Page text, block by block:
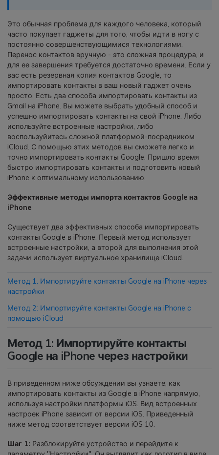
другое со смартфона на смартфон,
со смартфона на ПК и наоборот.
Резервное копирование и
восстановление
Создавайте резервные копии для
18+ типов данных и данных
WhatsApp на ПК. С легкостью
восстанавливайте резервные
копии.
Перенос плейлистов
НОВИНКА
Переносите музыкальные
сервиса на другой.
Приложение
Mutsapper
Передавайте данные WhatsApp &
Передавайте данные смартфона,
данные WhatsApp и файлы между
устройствами.
Это обычная проблема для каждого человека, который
часто покупает гаджеты для того, чтобы идти в ногу с
постоянно совершенствующимися технологиями.
Перенос контактов вручную - это сложная процедура, и
для ее завершения требуется достаточно времени. Если у
вас есть резервная копия контактов Google, то
импортировать контакты в ваш новый гаджет очень
просто. Есть два способа импортировать контакты из
Gmail на iPhone. Вы можете выбрать удобный способ и
успешно импортировать контакты на свой iPhone. Либо
используйте встроенные настройки, либо
воспользуйитесь сложной платформой-посредником
iCloud. С помощью этих методов вы сможете легко и
точно импортировать контакты Google. Пришло время
быстро импортировать контакты и подготовить новый
iPhone к оптимальному использованию.
Эффективные методы импорта контактов Google на
iPhone
Существует два эффективных способа импортировать
контакты Google в iPhone. Первый метод использует
встроенные настройки, а второй для выполнения этой
задачи использует виртуальное хранилище iCloud.
Метод 1: Импортируйте контакты Google на iPhone через
настройки
Метод 2: Импортируйте контакты Google на iPhone с
помощью iCloud
Метод 1: Импортируйте контакты
Google на iPhone через настройки
В приведенном ниже обсуждении вы узнаете, как
импортировать контакты из Google в iPhone напрямую,
используя настройки платформы iOS. Вид встроенных
настроек iPhone зависит от версии iOS. Приведенный
ниже метод соответствует версии iOS 10.
Шаг 1: Разблокируйте устройство и перейдите к